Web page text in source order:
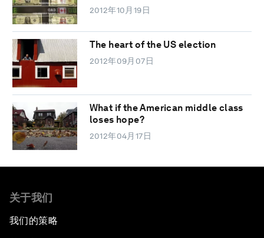
2012年10月19日
The heart of the US election
2012年09月07日
What if the American middle class
loses hope?
2012年04月17日
关于我们
我们的策略